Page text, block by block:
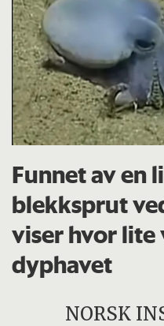
Funnet av en
blekksprut
viser hvor lite
dyphavet
NORSK